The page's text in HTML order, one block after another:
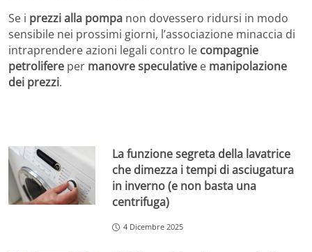
Se i prezzi alla pompa non dovessero ridursi in modo
sensibile nei prossimi giorni, l’associazione minaccia di
intraprendere azioni legali contro le compagnie
petrolifere per manovre speculative e manipolazione
dei prezzi.
La funzione segreta della lavatrice
che dimezza i tempi di asciugatura
in inverno (e non basta una
centrifuga)
4 Dicembre 2025